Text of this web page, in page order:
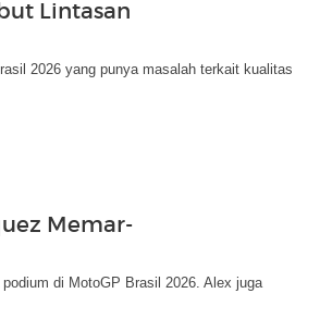
Lintasan
2026 yang punya masalah terkait kualitas
Memar-
di MotoGP Brasil 2026. Alex juga